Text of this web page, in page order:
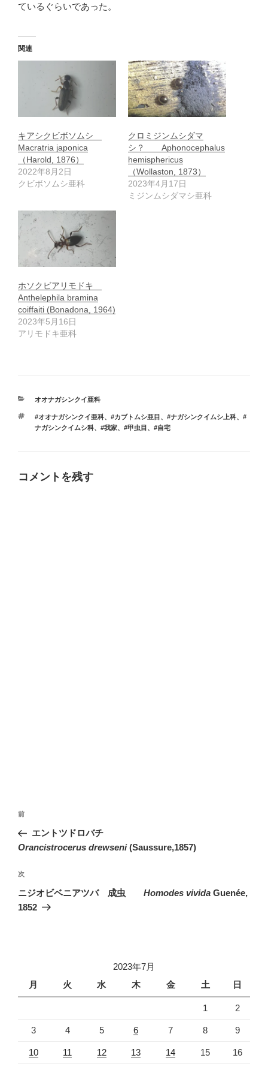
ているぐらいであった。
関連
キアシクビボソムシ
Macratria japonica
（Harold, 1876）
2022年8月2日
クビボソムシ亜科
クロミジンムシダマ
シ？ Aphonocephalus
hemisphericus
（Wollaston, 1873）
2023年4月17日
ミジンムシダマシ亜科
ホソクビアリモドキ
Anthelephila bramina
coiffaiti (Bonadona, 1964)
2023年5月16日
アリモドキ亜科
カ
ゴ
リ
オオナガシンクイ亜科
タ
グ
#オオナガシンクイ亜科、 #カブトムシ亜目 、 #ナガシンクイムシ上科、 #
ナガシンクイムシ科、 #我家、 #甲虫目 、 #自宅
コメントを残す
投
ナ
ゲ
ー
シ
前
の
投
前
エントツドロバチ
Orancistrocerus drewseni(Saussure,1857)
次
の
投
次
ニジオビベニアツバ 成虫 Homodes vivida Guenée,
1852
2023年7月
月
火 水 木 金 土 日
1 2
3 4 5 6 7 8 9
10 11 12 13 14 15 16